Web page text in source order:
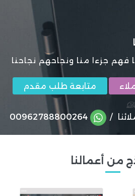
فهم جزءا منا ونجاحهم نجاحنا
متابعة طلب مقدم
/
00962788800264
من أعمالنا